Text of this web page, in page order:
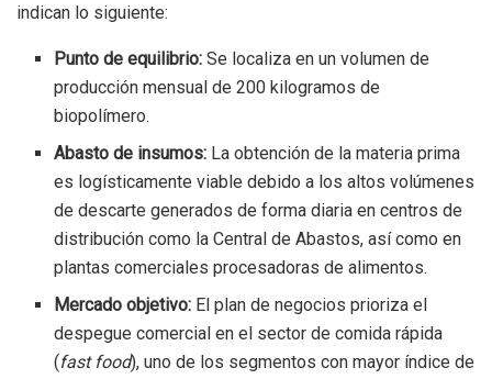
indican lo siguiente:
Punto de equilibrio: Se localiza en un volumen de
producción mensual de 200 kilogramos de
biopolímero.
Abasto de insumos: La obtención de la materia prima
es logísticamente viable debido a los altos volúmenes
de descarte generados de forma diaria en centros de
distribución como la Central de Abastos, así como en
plantas comerciales procesadoras de alimentos.
Mercado objetivo: El plan de negocios prioriza el
despegue comercial en el sector de comida rápida
(fast food), uno de los segmentos con mayor índice de